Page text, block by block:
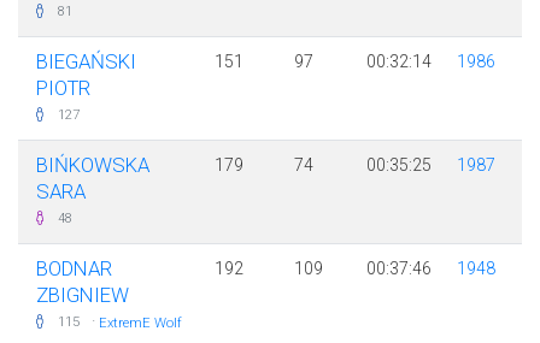
81
BIEGAŃSKI
PIOTR
127
151 97 00:32:14 1986
BIŃKOWSKA
SARA
48
179 74 00:35:25 1987
BODNAR
ZBIGNIEW
115 · ExtremE Wolf
192 109 00:37:46 1948